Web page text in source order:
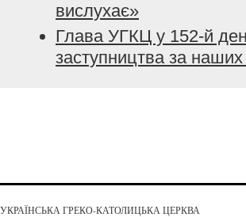
вислухає»
Глава УГКЦ у 152-й
заступництва за наших
УКРАЇНСЬКА ГРЕКО-КАТОЛИЦЬКА ЦЕРКВА